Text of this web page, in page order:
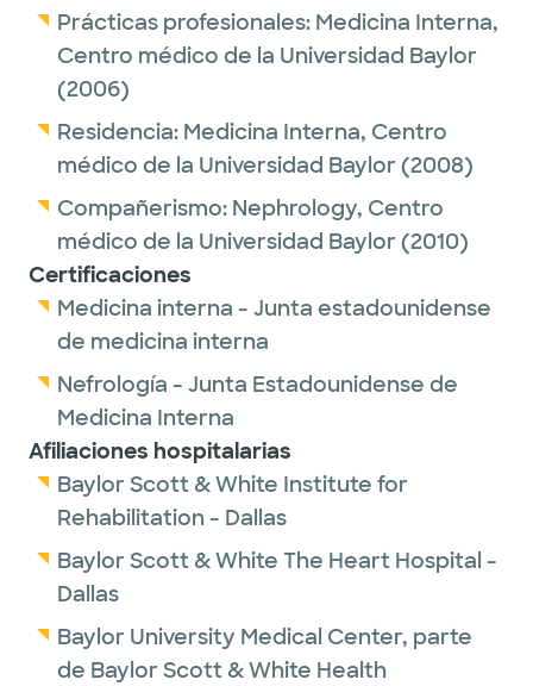
and renal diseases. His research interests
include anemia of chronic kidney disease,
diabetic kidney disease, Alport's syndrome,
polycystic kidney disease and various
glomerulonephritis.
Prácticas profesionales: Medicina Interna,
Centro médico de la Universidad Baylor
(2006)
Residencia: Medicina Interna, Centro
médico de la Universidad Baylor (2008)
Compañerismo: Nephrology, Centro
médico de la Universidad Baylor (2010)
Certificaciones
Medicina interna - Junta estadounidense
de medicina interna
Nefrología - Junta Estadounidense de
Medicina Interna
Afiliaciones hospitalarias
Baylor Scott & White Institute for
Rehabilitation - Dallas
Baylor Scott & White The Heart Hospital -
Dallas
Baylor University Medical Center, parte
de Baylor Scott & White Health